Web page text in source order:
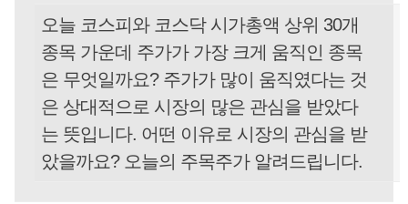
오늘 코스피와 코스닥 시가총액 상위 30개
종목 가운데 주가가 가장 크게 움직인 종목
은 무엇일까요? 주가가 많이 움직였다는 것
은 상대적으로 시장의 많은 관심을 받았다
는 뜻입니다. 어떤 이유로 시장의 관심을 받
았을까요? 오늘의 주목주가 알려드립니다.